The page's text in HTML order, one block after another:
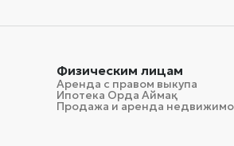
Физическим лицам
Аренда с правом выкупа
Ипотека Орда Аймақ
Продажа и аренда